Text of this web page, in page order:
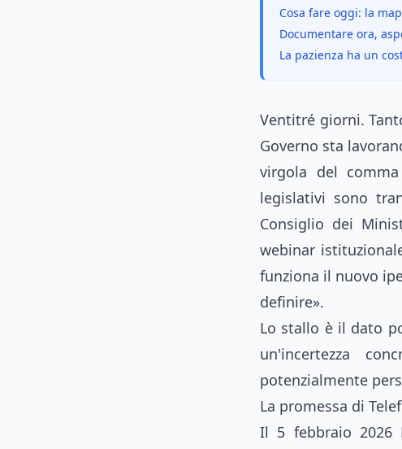
Cosa fare oggi: la
Documentare ora,
La pazienza ha un
Ventitré giorni.
Governo sta
virgola del
legislativi sono
Consiglio dei
webinar
funziona il nuovo
definire».
Lo stallo è il dato
un'incertezza
potenzialmente
La promessa di
Il 5 febbraio 2026